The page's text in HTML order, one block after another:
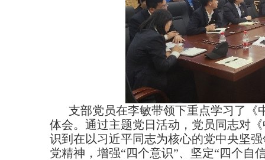
支部党员在李敏带领下重点学习了《
体会。通过主题党日活动，党员同志对
识到在以习近平同志为核心的党中央坚
党精神，增强“四个意识”、坚定“四个自